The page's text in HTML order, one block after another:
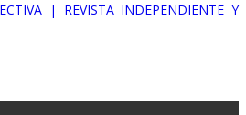
| REVISTA INDEPENDIENTE Y